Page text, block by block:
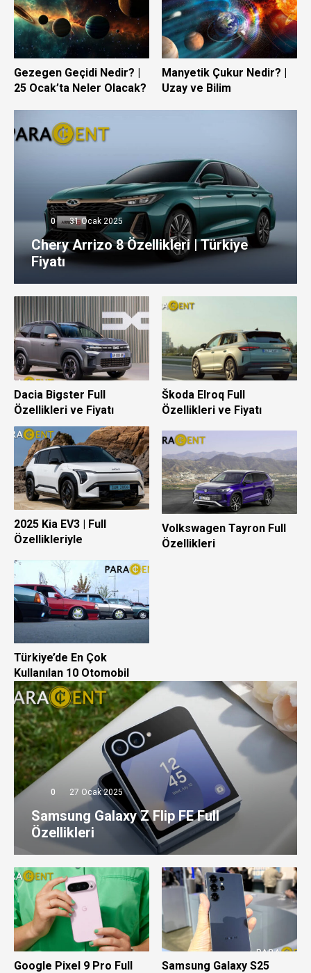
Gezegen Geçidi Nedir? |
25 Ocak’ta Neler Olacak?
Manyetik Çukur Nedir? |
Uzay ve Bilim
0 31 Ocak 2025
Chery Arrizo 8 Özellikleri | Türkiye
Fiyatı
Dacia Bigster Full
Özellikleri ve Fiyatı
Škoda Elroq Full
Özellikleri ve Fiyatı
2025 Kia EV3 | Full
Özellikleriyle
Volkswagen Tayron Full
Özellikleri
Türkiye’de En Çok
Kullanılan 10 Otomobil
0 27 Ocak 2025
Samsung Galaxy Z Flip FE Full
Özellikleri
Google Pixel 9 Pro Full
Samsung Galaxy S25